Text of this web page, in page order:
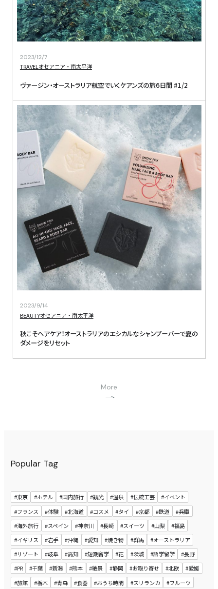
2023/12/7
TRAVELオセアニア・南太平洋
ヴァージン・オーストラリア航空でいくケアンズの旅6日間 #1/2
2023/9/14
BEAUTYオセアニア・南太平洋
秋こそヘアケア！オーストラリアのエシカルなシャンプーバーで夏の
ダメージをリセット
More
Popular Tag
#東京 #ホテル #国内旅行 #観光 #温泉 #伝統工芸
#イベント
#フランス
#体験 #北海道 #コスメ #タイ #京都 #鉄道
#兵庫
#海外旅行
#スペイン #神奈川 #長崎 #スイーツ #山梨
#福島
#イギリス
#岩手 #沖縄 #愛知 #焼き物 #群馬
#オーストラリア
#リゾート
#岐阜 #高知 #短期留学 #花 #茨城 #語学留学
#長野
#PR
#千葉 #新潟 #熊本 #絶景 #静岡 #お取り寄せ #北欧
#愛媛
#旅館
#栃木 #青森 #食器 #おうち時間 #スリランカ
#フルーツ